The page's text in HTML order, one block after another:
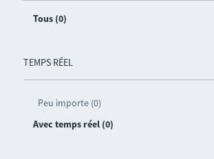
Tous (0)
TEMPS RÉEL
Peu importe (0)
Avec temps réel (0)